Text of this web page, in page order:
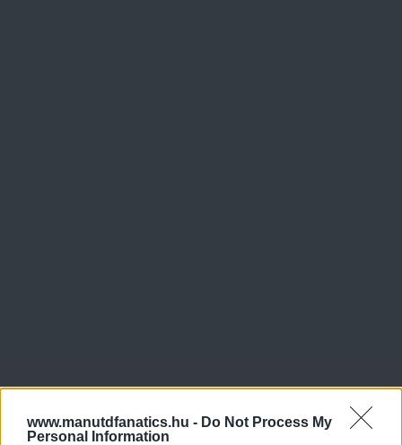
www.manutdfanatics.hu - Do Not Process My
Personal Information
Meccs Center